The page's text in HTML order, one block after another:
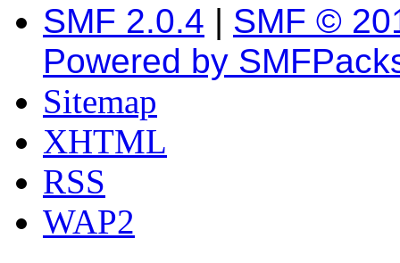
SMF 2.0.4 | SMF ©
Powered by
Sitemap
XHTML
RSS
WAP2